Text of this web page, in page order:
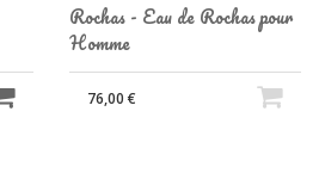
Rochas - Eau de Rochas pour
Homme
76,00 €